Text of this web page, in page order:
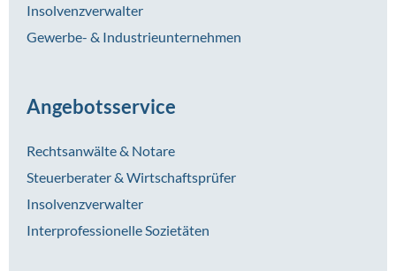
Insolvenzverwalter
Gewerbe- & Industrieunternehmen
Angebotsservice
Rechtsanwälte & Notare
Steuerberater & Wirtschaftsprüfer
Insolvenzverwalter
Interprofessionelle Sozietäten